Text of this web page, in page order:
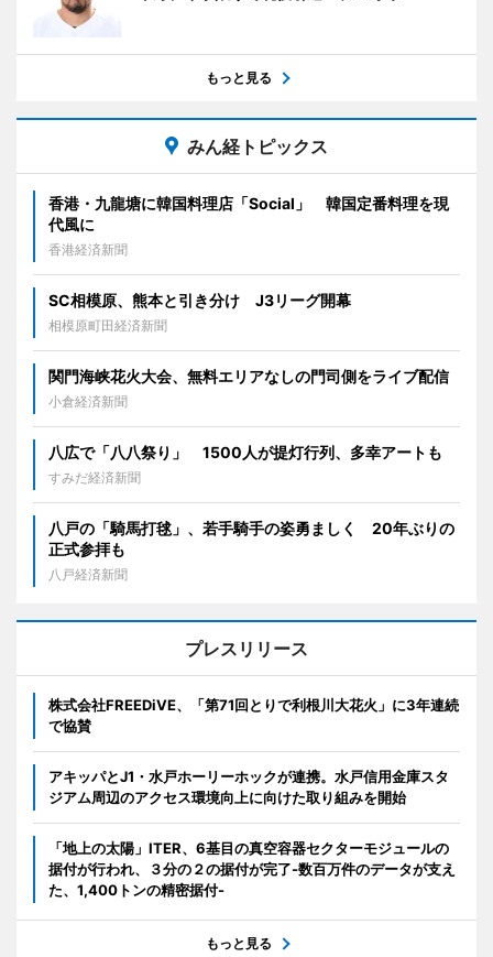
もっと見る
みん経トピックス
香港・九龍塘に韓国料理店「Social」 韓国定番料理を現
代風に
香港経済新聞
SC相模原、熊本と引き分け J3リーグ開幕
相模原町田経済新聞
関門海峡花火大会、無料エリアなしの門司側をライブ配信
小倉経済新聞
八広で「八八祭り」 1500人が提灯行列、多幸アートも
すみだ経済新聞
八戸の「騎馬打毬」、若手騎手の姿勇ましく 20年ぶりの
正式参拝も
八戸経済新聞
プレスリリース
株式会社FREEDiVE、「第71回とりで利根川大花火」に3年連続
で協賛
アキッパとJ1・水戸ホーリーホックが連携。水戸信用金庫スタ
ジアム周辺のアクセス環境向上に向けた取り組みを開始
「地上の太陽」ITER、6基目の真空容器セクターモジュールの
据付が行われ、３分の２の据付が完了-数百万件のデータが支え
た、1,400トンの精密据付-
もっと見る